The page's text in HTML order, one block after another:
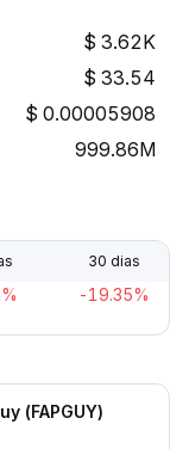
3.62K
33.54
0.00005908
999.86M
30 dias
-19.35%
(FAPGUY)